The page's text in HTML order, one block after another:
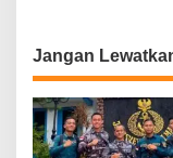
a
s
i
p
Jangan